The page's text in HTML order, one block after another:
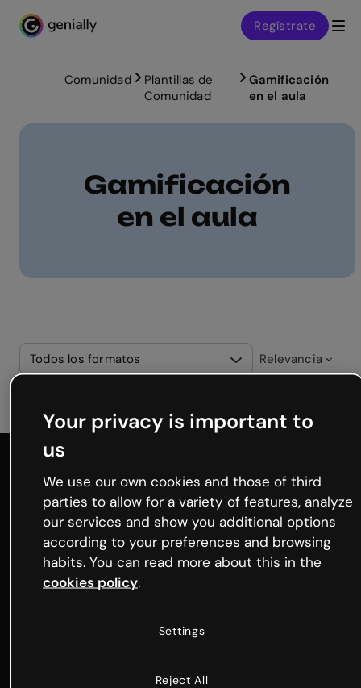
Genialy home page
Regístrate
Comunidad
Plantillas de
Comunidad
Gamificación
en el aula
Gamificación
en el aula
Todos los formatos Relevancia
Genialy home page
Producto
Todas las funciones
Your privacy is important to
us
We use our own cookies and those of third
parties to allow for a variety of features, analyze
our services and show you additional options
according to your preferences and browsing
habits. You can read more about this in the
cookies policy.
Settings
Reject All